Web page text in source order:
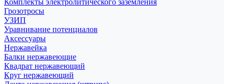
Комплекты электролитического заземления
Грозотросы
УЗИП
Уравнивание потенциалов
Аксессуары
Нержавейка
Балки нержавеющие
Квадрат нержавеющий
Круг нержавеющий